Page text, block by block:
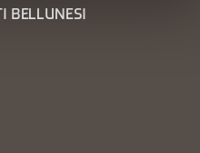
BELLUNESI